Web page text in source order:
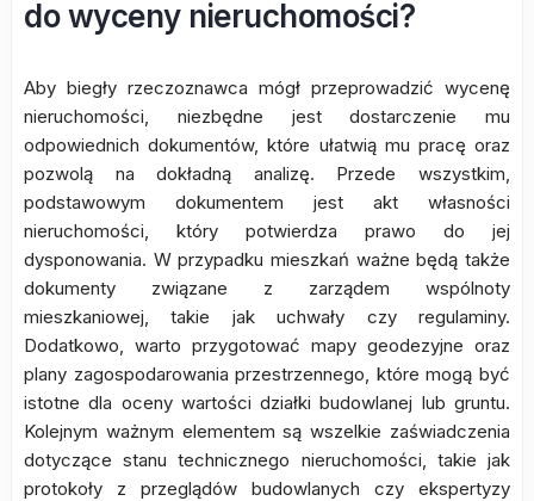
do wyceny nieruchomości?
Aby biegły rzeczoznawca mógł przeprowadzić wycenę
nieruchomości, niezbędne jest dostarczenie mu
odpowiednich dokumentów, które ułatwią mu pracę oraz
pozwolą na dokładną analizę. Przede wszystkim,
podstawowym dokumentem jest akt własności
nieruchomości, który potwierdza prawo do jej
dysponowania. W przypadku mieszkań ważne będą także
dokumenty związane z zarządem wspólnoty
mieszkaniowej, takie jak uchwały czy regulaminy.
Dodatkowo, warto przygotować mapy geodezyjne oraz
plany zagospodarowania przestrzennego, które mogą być
istotne dla oceny wartości działki budowlanej lub gruntu.
Kolejnym ważnym elementem są wszelkie zaświadczenia
dotyczące stanu technicznego nieruchomości, takie jak
protokoły z przeglądów budowlanych czy ekspertyzy